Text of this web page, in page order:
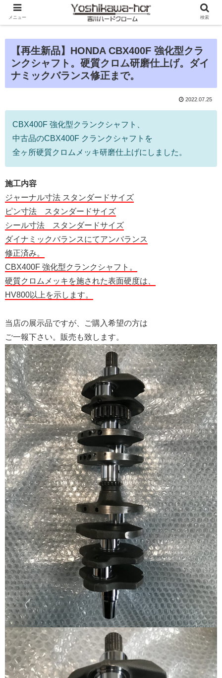
【再生新品】HONDA CBX400F 強化型クラ
ンクシャフト。硬質クロム研磨仕上げ。ダイ
ナミックバランス修正まで。
2022.07.25
CBX400F 強化型クランクシャフト、
中古品のCBX400F クランクシャフトを
全ヶ所硬質クロムメッキ研磨仕上げにしました。
施工内容
ジャーナル寸法 スタンダードサイズ
ピン寸法 スタンダードサイズ
シール寸法 スタンダードサイズ
ダイナミックバランスにてアンバランス
修正済み。
CBX400F 強化型クランクシャフト。
硬質クロムメッキを施された表面硬度は、
HV800以上を示します。
当店の展示品ですが、ご購入希望の方は
ご一報下さい。販売も致します。
メニュー 検索